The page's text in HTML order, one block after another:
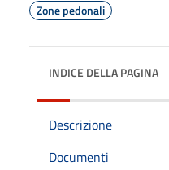
Zone pedonali
INDICE DELLA PAGINA
Descrizione
Documenti